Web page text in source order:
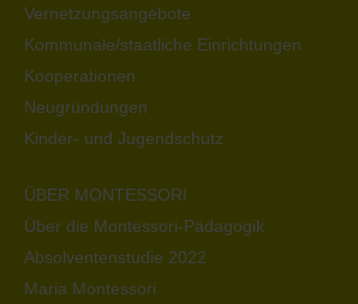
Vernetzungsangebote
Kommunale/staatliche Einrichtungen
Kooperationen
Neugründungen
Kinder- und Jugendschutz
ÜBER MONTESSORI
Über die Montessori-Pädagogik
Absolventenstudie 2022
Maria Montessori